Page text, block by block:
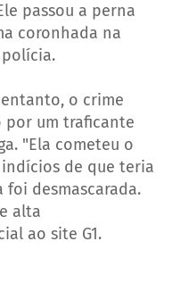
passou a perna
coronhada na
polícia.
o crime
por um traficante
"Ela cometeu o
de que teria
desmascarada.
alta
ao site G1.